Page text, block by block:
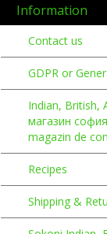
Information
Contact us
GDPR or
Indian, British,
магазин
magazin de
Recipes
Shipping &